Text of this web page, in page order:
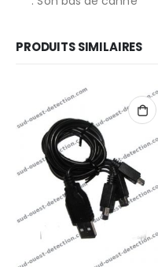
PRODUITS SIMILAIRES
ACCESSOIRES XP